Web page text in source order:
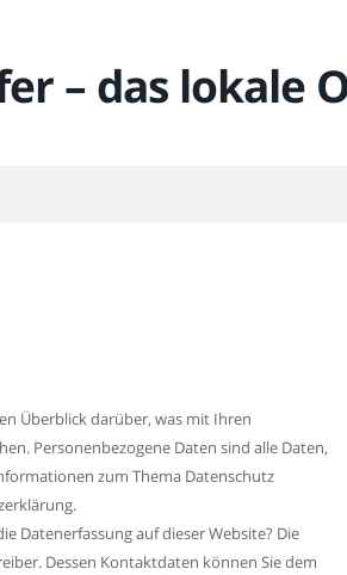
Überblick darüber, was mit Ihren
Personenbezogene Daten sind alle Daten,
zum Thema Datenschutz
Datenerfassung auf dieser Website? Die
Dessen Kontaktdaten können Sie dem